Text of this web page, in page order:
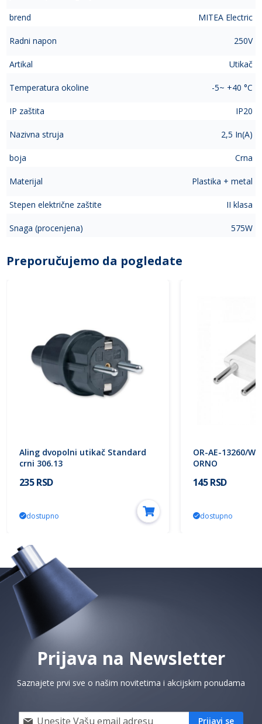
brend MITEA Electric
Radni napon 250V
Artikal Utikač
Temperatura okoline -5~ +40 °C
IP zaštita IP20
Nazivna struja 2,5 In(A)
boja Crna
Materijal Plastika + metal
Stepen električne zaštite II klasa
Snaga (procenjena) 575W
Preporučujemo da pogledate
Aling dvopolni utikač Standard
crni 306.13
235 RSD
dostupno
OR-AE-13260/W
ORNO
145 RSD
dostupno
Prijava na Newsletter
Saznajete prvi sve o našim novitetima i akcijskim ponudama
Prijavi
Prijavi se